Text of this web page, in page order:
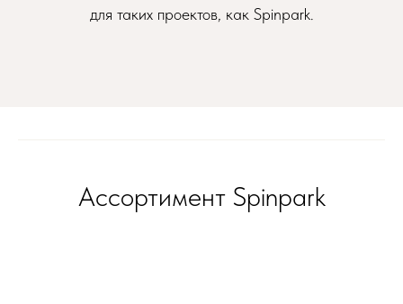
для таких проектов, как Spinpark.
Ассортимент Spinpark